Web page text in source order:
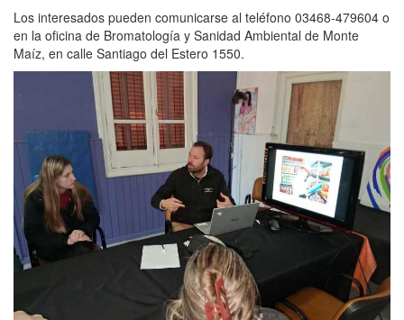
Los interesados pueden comunicarse al teléfono 03468-479604 o
en la oficina de Bromatología y Sanidad Ambiental de Monte
Maíz, en calle Santiago del Estero 1550.